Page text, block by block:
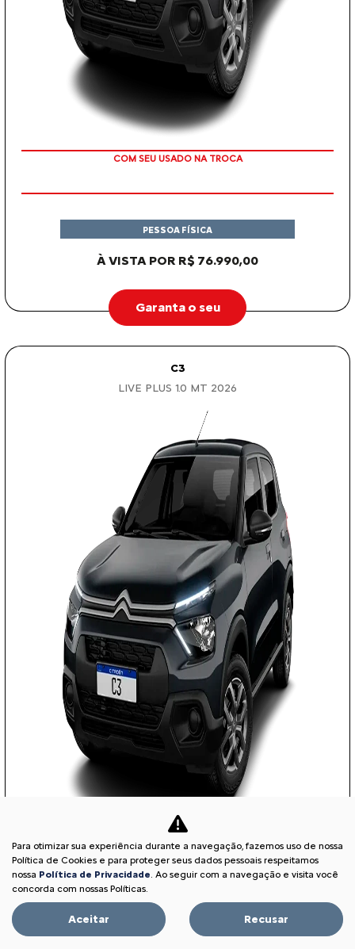
COM SEU USADO NA TROCA
À VISTA POR R$ 76.990,00
PESSOA FÍSICA
Garanta o seu
C3
LIVE PLUS 1.0 MT 2026
COM SEU USADO NA TROCA
PESSOA FÍSICA
Para otimizar sua experiência durante a navegação, fazemos uso de nossa
Política de Cookies e para proteger seus dados pessoais respeitamos
nossa Política de Privacidade. Ao seguir com a navegação e visita você
concorda com nossas Políticas.
Aceitar Recusar